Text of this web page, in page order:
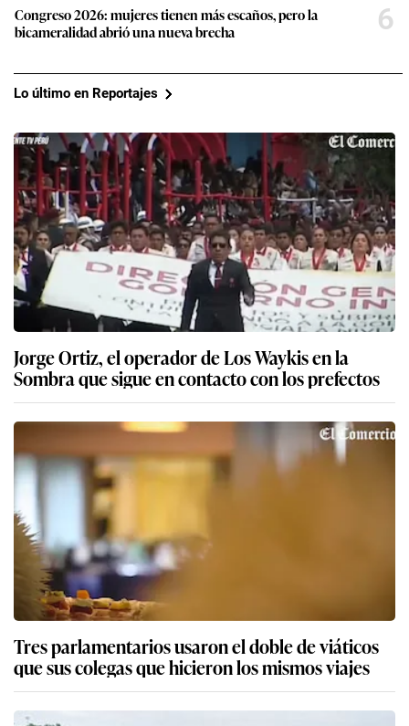
Congreso 2026: mujeres tienen más escaños, pero la
bicameralidad abrió una nueva brecha
6
Lo último en Reportajes
Jorge Ortiz, el operador de Los Waykis en la
Sombra que sigue en contacto con los prefectos
Tres parlamentarios usaron el doble de viáticos
que sus colegas que hicieron los mismos viajes